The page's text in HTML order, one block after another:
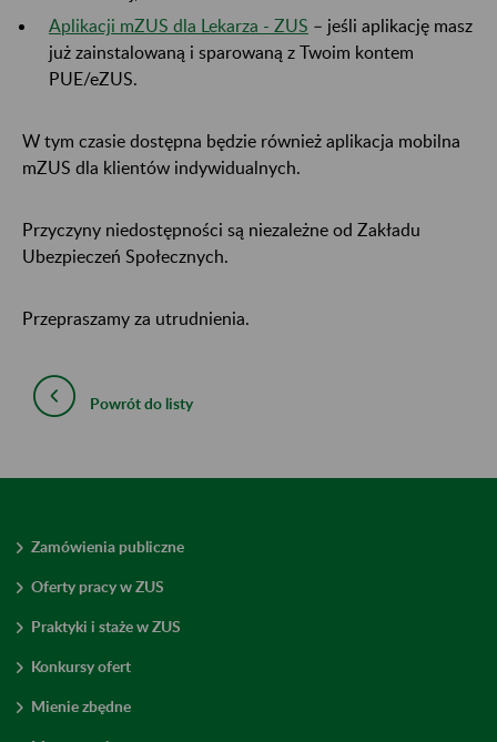
Aplikacji mZUS dla Lekarza - ZUS – jeśli aplikację masz
już zainstalowaną i sparowaną z Twoim kontem
PUE/eZUS.
W tym czasie dostępna będzie również aplikacja mobilna
mZUS dla klientów indywidualnych.
Przyczyny niedostępności są niezależne od Zakładu
Ubezpieczeń Społecznych.
Przepraszamy za utrudnienia.
Powrót do listy
Zamówienia publiczne
Oferty pracy w ZUS
Praktyki i staże w ZUS
Konkursy ofert
Mienie zbędne